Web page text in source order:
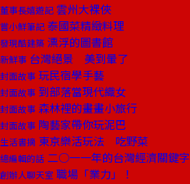
董事長嬉遊記 雲州大裸俠
嘗小鮮筆記 泰國菜精緻料理
發現酷建築 漂浮的圖書館
新鮮事 台灣絕景 美到暈了
封面故事 玩民宿學手藝
封面故事 到部落當現代織女
封面故事 森林裡的畫畫小旅行
封面故事 陶藝家帶你玩泥巴
生活書摘 東京樂活玩法 吃野菜
總編輯的話 二○一一年的台灣經濟關鍵字
創辦人聊天室 職場「業力」！